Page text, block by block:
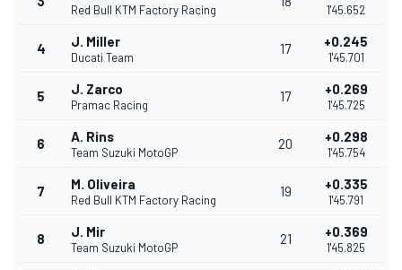
Red Bull KTM Factory Racing 1'45.652
4 J. Miller
Ducati Team
17 +0.245
1'45.701
5 J. Zarco
Pramac Racing
17 +0.269
1'45.725
6 A. Rins
Team Suzuki MotoGP
20 +0.298
1'45.754
7 M. Oliveira
Red Bull KTM Factory Racing
19 +0.335
1'45.791
8 J. Mir
Team Suzuki MotoGP
21 +0.369
1'45.825